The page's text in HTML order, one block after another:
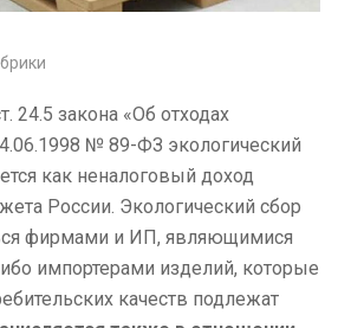
24.5 закона «Об отходах
№ 89-ФЗ экологический
как неналоговый доход
России. Экологический сбор
фирмами и ИП, являющимися
импортерами изделий, которые
качеств подлежат